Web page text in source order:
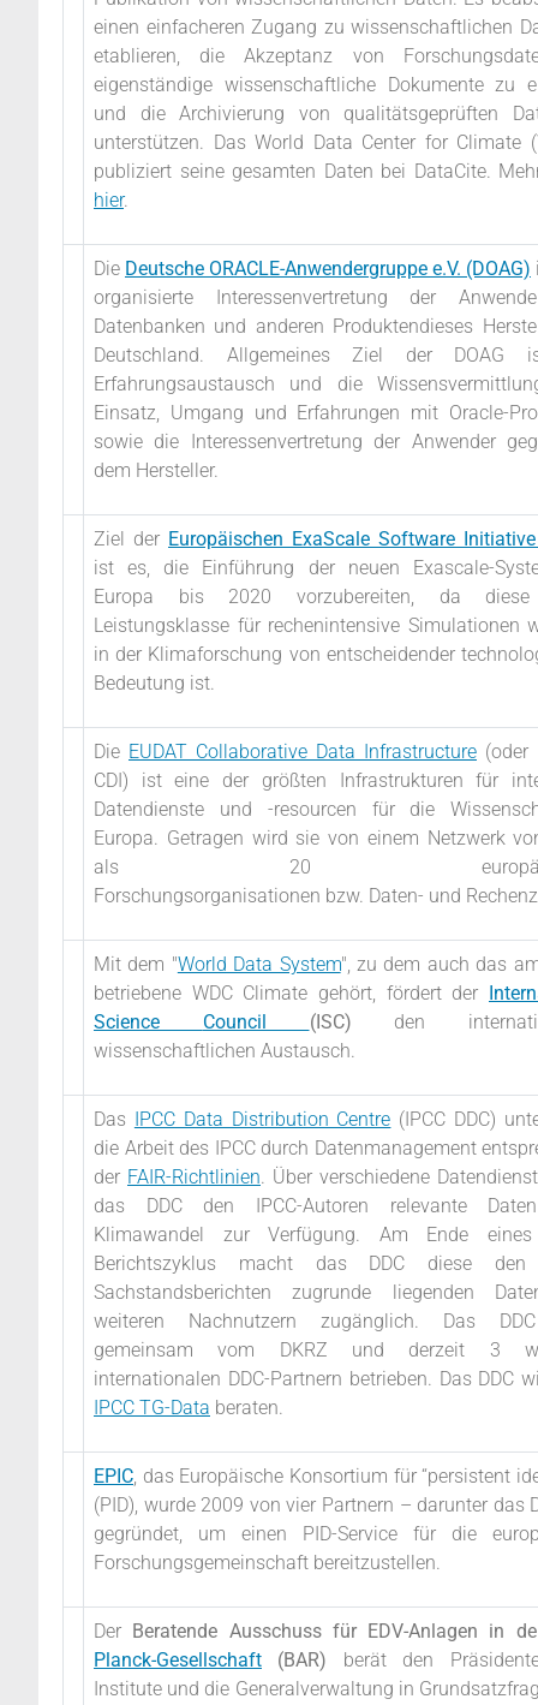
einen einfacheren Zugang zu wissenschaftlichen
etablieren, die Akzeptanz von
eigenständige wissenschaftliche Dokumente zu
und die Archivierung von qualitätsgeprüften
unterstützen. Das World Data Center for Climate
publiziert seine gesamten Daten bei DataCite.
hier.
Die Deutsche ORACLE-Anwendergruppe e.V. (DOAG)
organisierte Interessenvertretung der
Datenbanken und anderen Produktendieses
Deutschland. Allgemeines Ziel der DOAG
Erfahrungsaustausch und die
Einsatz, Umgang und Erfahrungen mit Oracle-
sowie die Interessenvertretung der Anwender
dem Hersteller.
Ziel der Europäischen ExaScale Software
ist es, die Einführung der neuen Exascale-
Europa bis 2020 vorzubereiten, da
Leistungsklasse für rechenintensive Simulationen
in der Klimaforschung von entscheidender
Bedeutung ist.
Die EUDAT Collaborative Data Infrastructure (oder
CDI) ist eine der größten Infrastrukturen für
Datendienste und -resourcen für die
Europa. Getragen wird sie von einem Netzwerk
als 20
Forschungsorganisationen bzw. Daten- und
Mit dem "World Data System", zu dem auch das
betriebene WDC Climate gehört, fördert der
Science Council (ISC) den
wissenschaftlichen Austausch.
Das IPCC Data Distribution Centre (IPCC DDC)
die Arbeit des IPCC durch Datenmanagement
der FAIR-Richtlinien. Über verschiedene
das DDC den IPCC-Autoren relevante
Klimawandel zur Verfügung. Am Ende
Berichtszyklus macht das DDC diese den
Sachstandsberichten zugrunde liegenden
weiteren Nachnutzern zugänglich. Das
gemeinsam vom DKRZ und derzeit 3
internationalen DDC-Partnern betrieben. Das DDC
IPCC TG-Data beraten.
EPIC, das Europäische Konsortium für “persistent
(PID), wurde 2009 von vier Partnern – darunter das
gegründet, um einen PID-Service für die
Forschungsgemeinschaft bereitzustellen.
Der
Beratende Ausschuss für EDV-Anlagen in
Planck-Gesellschaft (BAR) berät den
Institute und die Generalverwaltung in